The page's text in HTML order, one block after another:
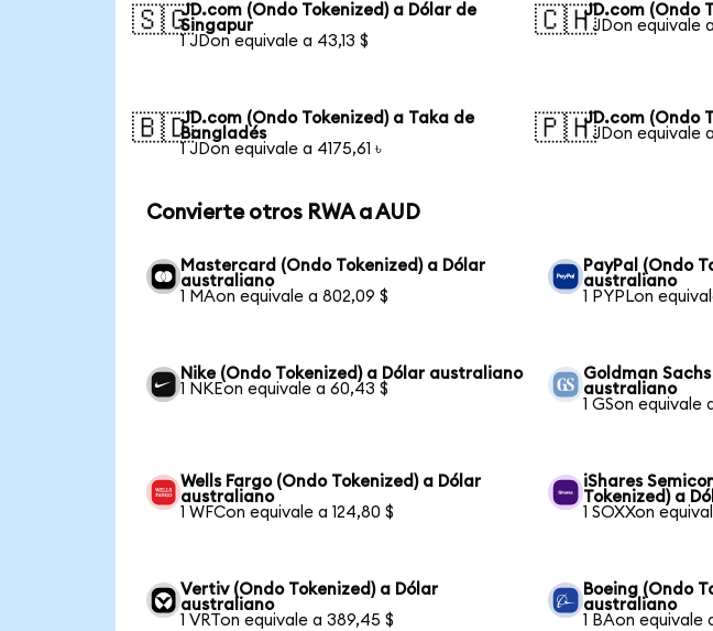
🇸🇬JD.com (Ondo Tokenized) a Dólar de
Singapur
1 JDon equivale a 43,13 $
🇨🇭JD.com (Ondo
1 JDon equivale
🇧🇩JD.com (Ondo Tokenized) a Taka de
Bangladés
1 JDon equivale a 4175,61 ৳
🇵🇭JD.com (Ondo
1 JDon equivale
Convierte otros RWA a AUD
Mastercard (Ondo Tokenized) a Dólar
australiano
1 MAon equivale a 802,09 $
PayPal (Ondo
australiano
1 PYPLon
Nike (Ondo Tokenized) a Dólar australiano
1 NKEon equivale a 60,43 $
Goldman
australiano
1 GSon equivale
Wells Fargo (Ondo Tokenized) a Dólar
australiano
1 WFCon equivale a 124,80 $
iShares
Tokenized) a
1 SOXXon
Vertiv (Ondo Tokenized) a Dólar
australiano
1 VRTon equivale a 389,45 $
Boeing (Ondo
australiano
1 BAon equivale